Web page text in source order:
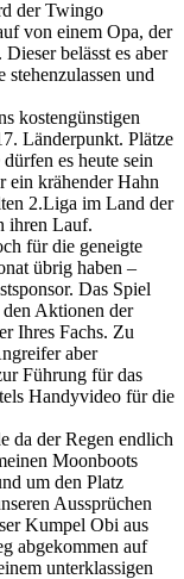
der Twingo
von einem Opa, der
belässt es aber
stehenzulassen und
kostengünstigen
Länderpunkt. Plätze
es heute sein
ein krähender Hahn
2.Liga im Land der
ihren Lauf.
für die geneigte
übrig haben –
Das Spiel
Aktionen der
Ihres Fachs. Zu
aber
Führung für das
Handyvideo für die
da der Regen endlich
Moonboots
um den Platz
Aussprüchen
Kumpel Obi aus
abgekommen auf
unterklassigen